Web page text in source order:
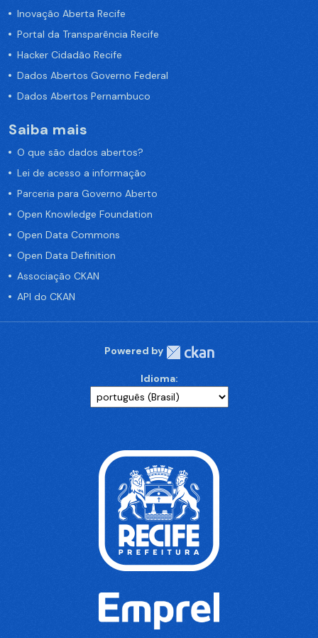
Inovação Aberta Recife
Portal da Transparência Recife
Hacker Cidadão Recife
Dados Abertos Governo Federal
Dados Abertos Pernambuco
Saiba mais
O que são dados abertos?
Lei de acesso a informação
Parceria para Governo Aberto
Open Knowledge Foundation
Open Data Commons
Open Data Definition
Associação CKAN
API do CKAN
Powered by
Idioma